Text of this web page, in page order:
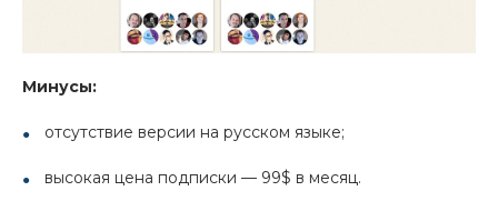
Минусы:
отсутствие версии на русском языке;
высокая цена подписки — 99$ в месяц.